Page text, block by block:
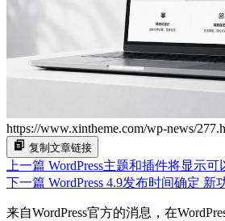
https://www.xintheme.com/wp-news/
复制文章链接
上一篇 WordPress主题和插件将显示
下一篇 WordPress 4.9发布时间确定 新
来自WordPress官方的消息，在